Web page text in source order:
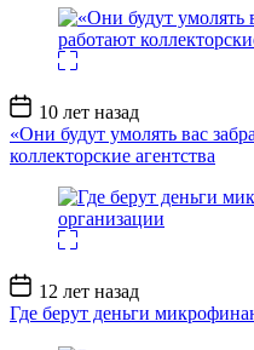
Дата
записи
10 лет назад
«Они будут умолять вас
коллекторские агентства
Дата
записи
12 лет назад
Где берут деньги